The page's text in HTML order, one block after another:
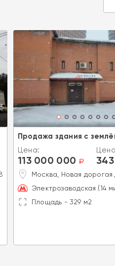
Продажа здания с
Цена:
113 000 000 a
Москва, Новая дорогая
Электрозаводская (14
Площадь - 329 м2